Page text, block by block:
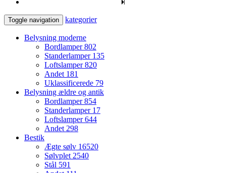
Toggle navigation kategorier
Belysning moderne
Bordlamper802
Standerlamper 135
Loftslamper820
Andet 181
Uklassificerede 79
Belysning ældre og antik
Bordlamper854
Standerlamper 17
Loftslamper644
Andet 298
Bestik
Ægte sølv 16520
Sølvplet 2540
Stål 591